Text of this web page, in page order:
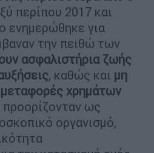
περίπου 2017 και
ενημερώθηκε για
την πειθώ των
ασφαλιστήρια ζωής
, καθώς και μη
χρημάτων
προορίζονταν ως
οργανισμό,